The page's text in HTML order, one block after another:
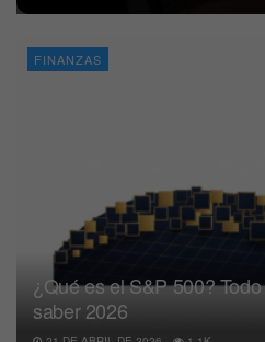
FINANZAS
¿Qué es el S&P 500?
saber 2026